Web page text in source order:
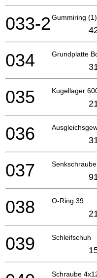
Gummiring (1)
033-2
Grundplatte
034
Kugellager
035
036
037
O-Ring 39
038
Schleifschuh
039
Schraube